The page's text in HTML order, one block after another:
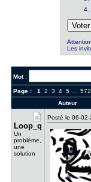
Les
Mot :
Page : 1 2 3 4 5..
Auteur
Loop_q
Un
problème,
une
solution
Posté le 06-